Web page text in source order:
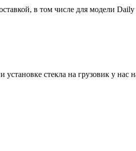
в том числе для модели Daily
стекла на грузовик у нас